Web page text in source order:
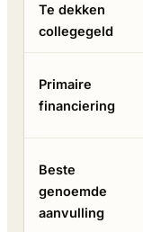
Te dekken
collegegeld
Primaire
financiering
Beste
genoemde
aanvulling